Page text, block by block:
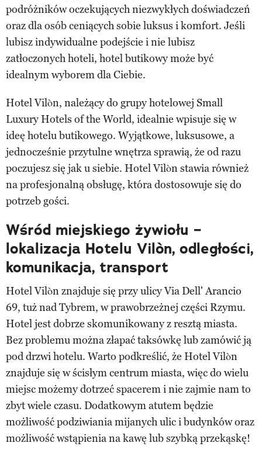
podróżników oczekujących niezwykłych doświadczeń
oraz dla osób ceniących sobie luksus i komfort. Jeśli
lubisz indywidualne podejście i nie lubisz
zatłoczonych hoteli, hotel butikowy może być
idealnym wyborem dla Ciebie.
Hotel Vilòn, należący do grupy hotelowej Small
Luxury Hotels of the World, idealnie wpisuje się w
ideę hotelu butikowego. Wyjątkowe, luksusowe, a
jednocześnie przytulne wnętrza sprawią, że od razu
poczujesz się jak u siebie. Hotel Vilòn stawia również
na profesjonalną obsługę, która dostosowuje się do
potrzeb gości.
Wśród miejskiego żywiołu –
lokalizacja Hotelu Vilòn, odległości,
komunikacja, transport
Hotel Vilòn znajduje się przy ulicy Via Dell' Arancio
69, tuż nad Tybrem, w prawobrzeżnej części Rzymu.
Hotel jest dobrze skomunikowany z resztą miasta.
Bez problemu można złapać taksówkę lub zamówić ją
pod drzwi hotelu. Warto podkreślić, że Hotel Vilòn
znajduje się w ścisłym centrum miasta, więc do wielu
miejsc możemy dotrzeć spacerem i nie zajmie nam to
zbyt wiele czasu. Dodatkowym atutem będzie
możliwość podziwiania mijanych ulic i budynków oraz
możliwość wstąpienia na kawę lub szybką przekąskę!